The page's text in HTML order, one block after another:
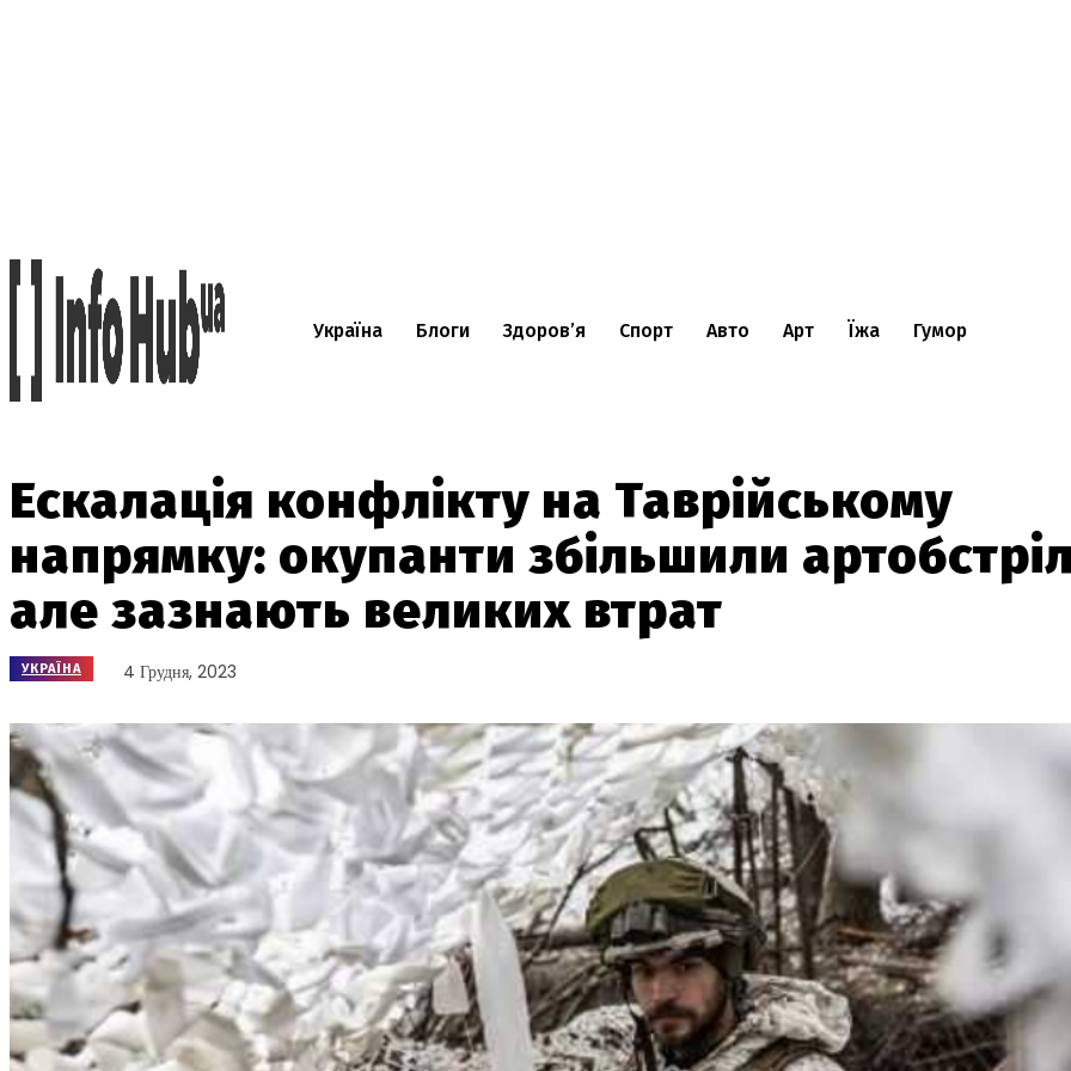
Україна Блоги Здоров’я Спорт Авто Арт Їжа Гумор
Ескалація конфлікту на Таврійському
напрямку: окупанти збільшили
але зазнають великих втрат
УКРАЇНА 4 Грудня, 2023